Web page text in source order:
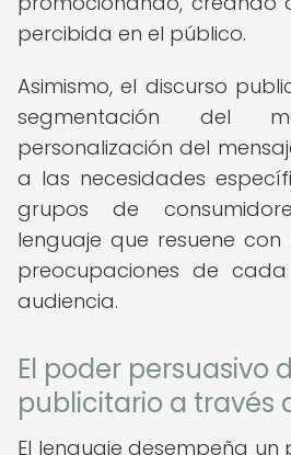
percibida en el público.
Asimismo, el discurso
segmentación del
personalización del
a las necesidades
grupos de
lenguaje que resuene
preocupaciones de
audiencia.
El poder persuasivo
publicitario a través
El lenguaje desempeña